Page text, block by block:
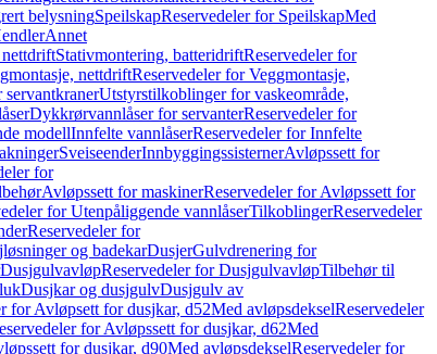
belysningSpeilskapReservedeler for SpeilskapMed
Annet
Stativmontering, batteridriftReservedeler for
nettdriftReservedeler for Veggmontasje,
servantkranerUtstyrstilkoblinger for vaskeområde,
Dykkrørvannlåser for servanterReservedeler for
modellInnfelte vannlåserReservedeler for Innfelte
SveiseenderInnbyggingssisternerAvløpssett for
for
Avløpssett for maskinerReservedeler for Avløpssett for
for Utenpåliggende vannlåserTilkoblingerReservedeler
Reservedeler for
og badekarDusjerGulvdrenering for
DusjgulvavløpReservedeler for DusjgulvavløpTilbehør til
Dusjkar og dusjgulvDusjgulv av
for Avløpsett for dusjkar, d52Med avløpsdekselReservedeler
for Avløpssett for dusjkar, d62Med
for dusjkar, d90Med avløpsdekselReservedeler for